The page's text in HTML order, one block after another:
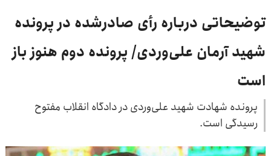
توضیحاتی درباره رأی صادرشده در پرونده
شهید آرمان علی‌وردی/ پرونده دوم هنوز باز
است
پرونده شهادت شهید علی‌وردی در دادگاه انقلاب مفتوح
رسیدگی است.